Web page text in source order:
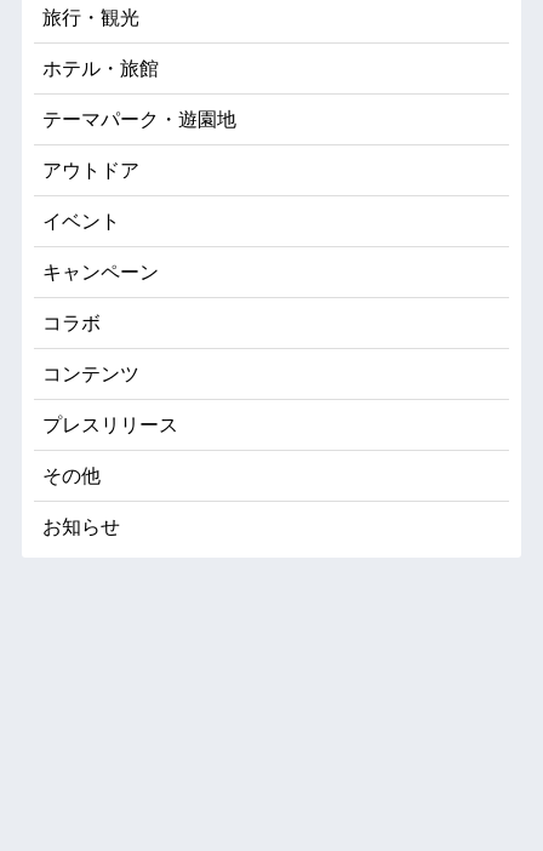
旅行・観光
ホテル・旅館
テーマパーク・遊園地
アウトドア
イベント
キャンペーン
コラボ
コンテンツ
プレスリリース
その他
お知らせ